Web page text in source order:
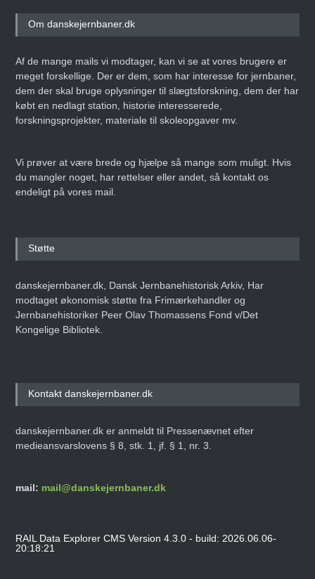
Om danskejernbaner.dk
Af de mange mails vi modtager, kan vi se at vores brugere er
meget forskellige. Der er dem, som har interesse for jernbaner,
dem der skal bruge oplysninger til slægtsforskning, dem der har
købt en nedlagt station, historie interesserede,
forskningsprojekter, materiale til skoleopgaver mv.
Vi prøver at være brede og hjælpe så mange som muligt. Hvis
du mangler noget, har rettelser eller andet, så kontakt os
endeligt på vores mail.
Støtte
danskejernbaner.dk, Dansk Jernbanehistorisk Arkiv, Har
modtaget økonomisk støtte fra Frimærkehandler og
Jernbanehistoriker Peer Olav Thomassens Fond v/Det
Kongelige Bibliotek.
Kontakt danskejernbaner.dk
danskejernbaner.dk er anmeldt til Pressenævnet efter
medieansvarslovens § 8, stk. 1, jf. § 1, nr. 3.
mail: mail@danskejernbaner.dk
RAIL Data Explorer CMS Version 4.3.0 - build: 2026.06.06-
20:18:21